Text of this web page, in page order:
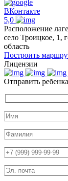
ВКонтакте
5,0
Расположение
село Троицкое, 1,
область
Построить
Лицензии
Отправить